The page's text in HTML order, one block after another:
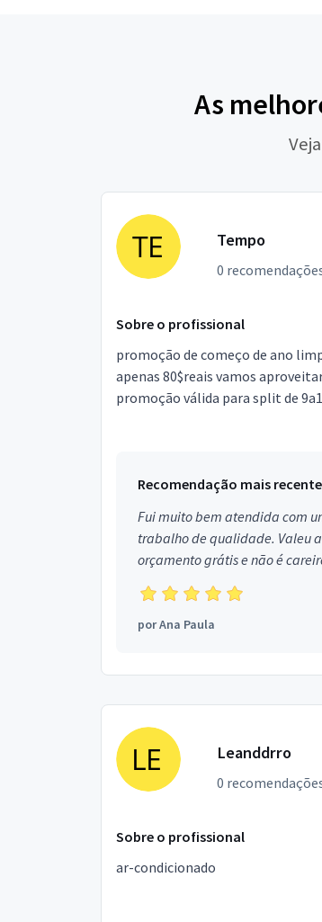
As
Tempo
0
Sobre o profissional
promoção de começo de ano
apenas 80$reais vamos
promoção válida para split de
Recomendação mais
Fui muito bem atendida com
trabalho de qualidade. Valeu
orçamento grátis e não é
Obrigada!
porAna Paula
Leanddrro
0
Sobre o profissional
ar-condicionado